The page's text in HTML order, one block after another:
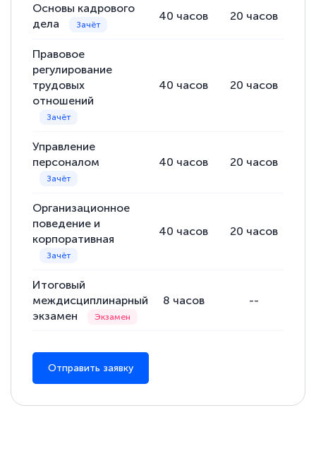
Основы кадрового
дела
40 часов 20 часов
Правовое
регулирование
трудовых
отношений
40 часов 20 часов
Управление
персоналом
40 часов 20 часов
Организационное
поведение и
корпоративная
40 часов 20 часов
Итоговый
междисциплинарный
экзамен
8 часов --
Отправить заявку